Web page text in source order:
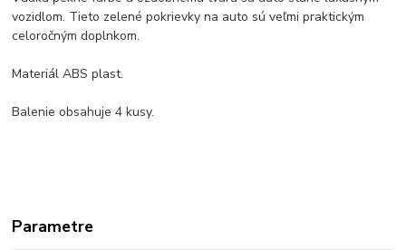
vozidlom. Tieto zelené pokrievky na auto sú veľmi praktickým
celoročným doplnkom.
Materiál ABS plast.
Balenie obsahuje 4 kusy.
Parametre